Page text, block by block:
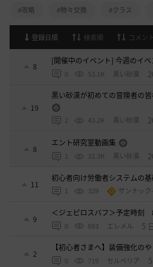
#攻略 #物々交換 #クラス
登録日順 検索順 コメン
8
[開催中のイベント] 今週のイベ
0 53.1K 黒い砂漠
19
黒い砂漠が初めての冒険者の
2 43.2K 黒い砂漠
8
エント研究室動画集
1 32.3K 黒い砂漠
11
初心者向け労働者システムの
1 329 ザンナック
9
＜ジェピロスバフ＞予定時刻
0 693 エレメル 5
2
【初心者さまへ】装備強化の
0 719 セルベリア